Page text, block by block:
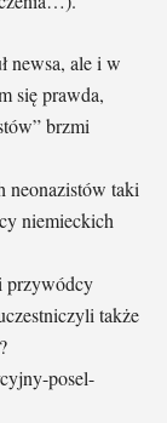
newsa, ale i w
się prawda,
brzmi
neonazistów taki
niemieckich
przywódcy
także
posel-